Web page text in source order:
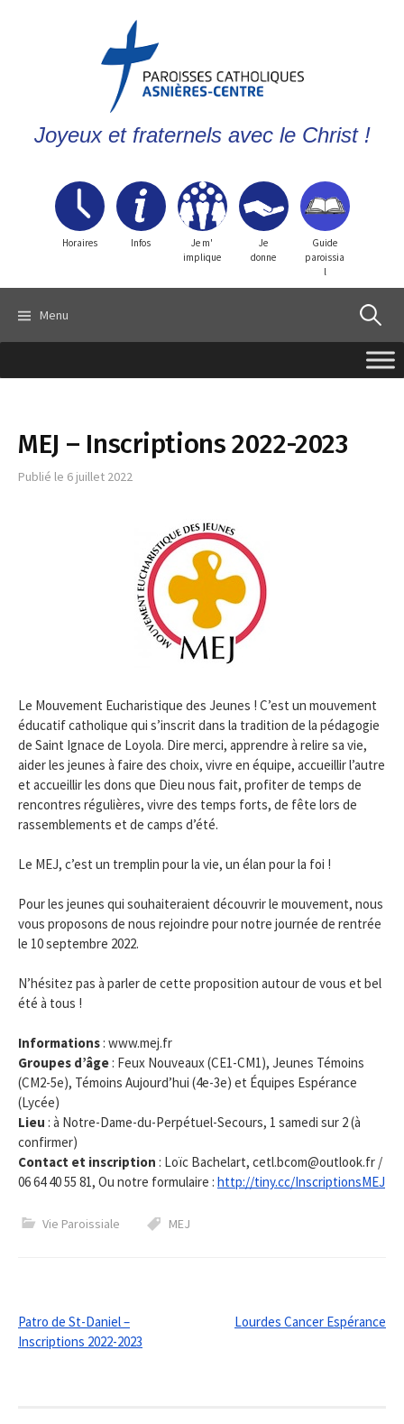
Joyeux et fraternels avec le Christ !
Horaires Infos
Je m'
implique
Je
donne
Guide
paroissia
l
Menu
MEJ – Inscriptions 2022-2023
Publié le 6 juillet 2022
Le Mouvement Eucharistique des Jeunes ! C’est un mouvement
éducatif catholique qui s’inscrit dans la tradition de la pédagogie
de Saint Ignace de Loyola. Dire merci, apprendre à relire sa vie,
aider les jeunes à faire des choix, vivre en équipe, accueillir l’autre
et accueillir les dons que Dieu nous fait, profiter de temps de
rencontres régulières, vivre des temps forts, de fête lors de
rassemblements et de camps d’été.
Le MEJ, c’est un tremplin pour la vie, un élan pour la foi !
Pour les jeunes qui souhaiteraient découvrir le mouvement, nous
vous proposons de nous rejoindre pour notre journée de rentrée
le 10 septembre 2022.
N’hésitez pas à parler de cette proposition autour de vous et bel
été à tous !
Informations : www.mej.fr
Groupes d’âge : Feux Nouveaux (CE1-CM1), Jeunes Témoins
(CM2-5e), Témoins Aujourd’hui (4e-3e) et Équipes Espérance
(Lycée)
Lieu : à Notre-Dame-du-Perpétuel-Secours, 1 samedi sur 2 (à
confirmer)
Contact et inscription : Loïc Bachelart, cetl.bcom@outlook.fr /
06 64 40 55 81, Ou notre formulaire : http://tiny.cc/InscriptionsMEJ
Vie Paroissiale MEJ
Post
Patro de St-Daniel –
Inscriptions 2022-2023
Lourdes Cancer Espérance